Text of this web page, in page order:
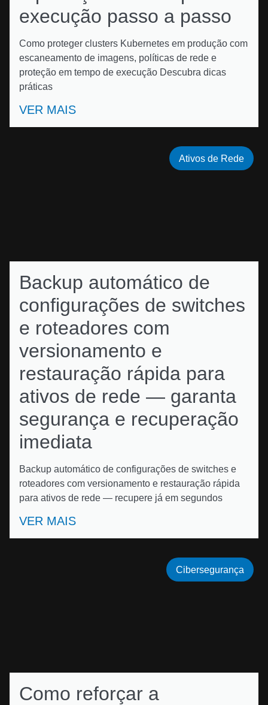
execução passo a passo
Como proteger clusters Kubernetes em produção com
escaneamento de imagens, políticas de rede e
proteção em tempo de execução Descubra dicas
práticas
VER MAIS
Backup automático de
configurações de switches
e roteadores com
versionamento e
restauração rápida para
ativos de rede — garanta
segurança e recuperação
imediata
Backup automático de configurações de switches e
roteadores com versionamento e restauração rápida
para ativos de rede — recupere já em segundos
VER MAIS
Ativos de Rede
Como reforçar a
Cibersegurança